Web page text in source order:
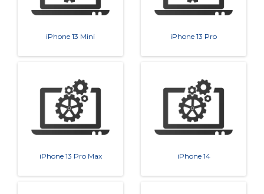
iPhone 13 Mini iPhone 13 Pro
iPhone 13 Pro Max iPhone 14